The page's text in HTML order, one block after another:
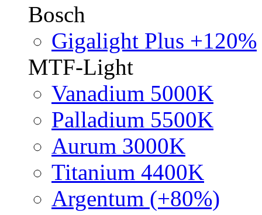
Bosch
Gigalight Plus +120%
MTF-Light
Vanadium 5000K
Palladium 5500K
Aurum 3000K
Titanium 4400K
Argentum (+80%)